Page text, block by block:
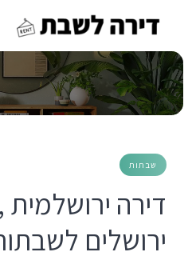
שבתות
דירה
ירושלים